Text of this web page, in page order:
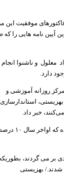
موفقیت این
آیین نامه هایی را
معلول و ناشنوا
دارد.
روزانه آموزشی و
در ادامه کارشناس فنی و گفتار درمانگر مرکز پژواک، گفت: ظرفیت این مرکز ۷۵ نفر بوده که
بر می گردند،